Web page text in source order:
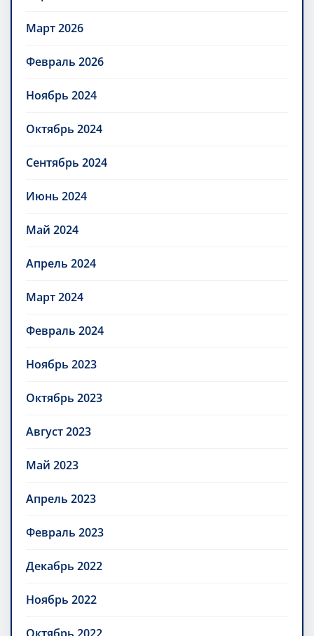
Март 2026
Февраль 2026
Ноябрь 2024
Октябрь 2024
Сентябрь 2024
Июнь 2024
Май 2024
Апрель 2024
Март 2024
Февраль 2024
Ноябрь 2023
Октябрь 2023
Август 2023
Май 2023
Апрель 2023
Февраль 2023
Декабрь 2022
Ноябрь 2022